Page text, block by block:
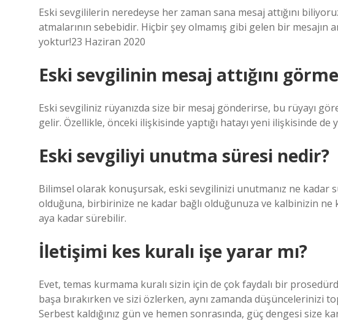
Eski sevgililerin neredeyse her zaman sana mesaj attığını
atmalarının sebebidir. Hiçbir şey olmamış gibi gelen bir
yoktur!23 Haziran 2020
Eski sevgilinin mesaj attığını
Eski sevgiliniz rüyanızda size bir mesaj gönderirse, bu rüyayı
gelir. Özellikle, önceki ilişkisinde yaptığı hatayı yeni ilişkisinde de
Eski sevgiliyi unutma süresi nedir?
Bilimsel olarak konuşursak, eski sevgilinizi unutmanız ne kadar
olduğuna, birbirinize ne kadar bağlı olduğunuza ve kalbinizin ne
aya kadar sürebilir.
İletişimi kes kuralı işe yarar mı?
Evet, temas kurmama kuralı sizin için de çok faydalı bir
başa bırakırken ve sizi özlerken, aynı zamanda düşüncelerinizi
Serbest kaldığınız gün ve hemen sonrasında, güç dengesi size